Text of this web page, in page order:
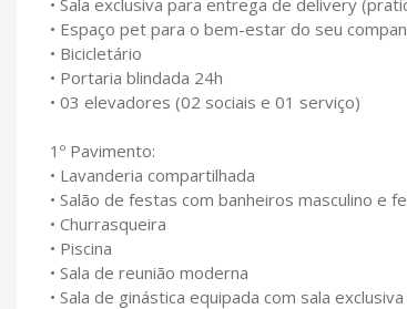
• Espaço pet para o bem-estar do seu
• Bicicletário
• Portaria blindada 24h
• 03 elevadores (02 sociais e 01 serviço)
1º Pavimento:
• Lavanderia compartilhada
• Salão de festas com banheiros masculino e
• Churrasqueira
• Piscina
• Sala de reunião moderna
• Sala de ginástica equipada com sala